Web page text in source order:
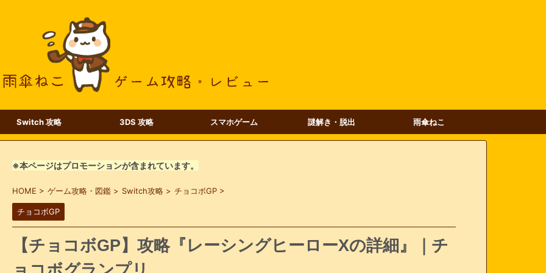
Switch 攻略 3DS 攻略 スマホゲーム 謎解き・脱出 雨傘ねこ
※本ページはプロモーションが含まれています。
HOME > ゲーム攻略・図鑑 > Switch攻略 > チョコボGP >
チョコボGP
【チョコボGP】攻略『レーシングヒーローXの詳細』｜チ